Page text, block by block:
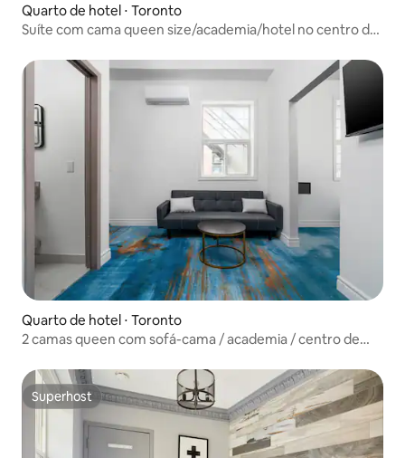
Quarto de hotel ⋅ Toronto
Suíte com cama queen size/academia/hotel no centro de
Quarto de hotel ⋅ Toronto
2 camas queen com sofá-cama / academia / centro de
Superhost
Superhost